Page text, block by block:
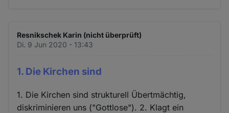
Resnikschek Karin (nicht überprüft)
Di. 9 Jun 2020 - 13:43
1. Die Kirchen sind
1. Die Kirchen sind strukturell Übertmächtig,
diskriminieren uns ("Gottlose"). 2. Klagt ein